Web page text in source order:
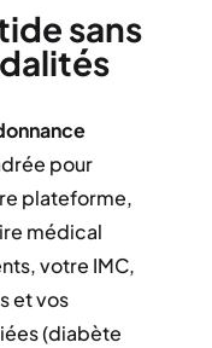
sans
pour
plateforme,
médical
votre IMC,
et vos
(diabète